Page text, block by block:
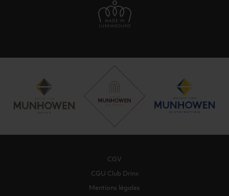
CGV
CGU Club Drinx
Mentions légales